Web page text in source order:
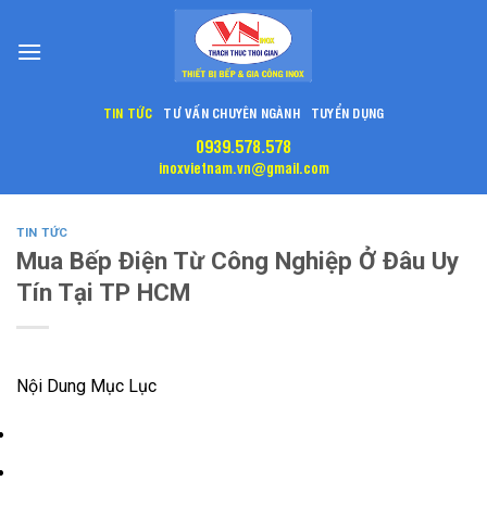
content
TIN TỨC TƯ VẤN CHUYÊN NGÀNH TUYỂN DỤNG
0939.578.578
inoxvietnam.vn@gmail.com
TIN TỨC
Mua Bếp Điện Từ Công Nghiệp Ở Đâu Uy
Tín Tại TP HCM
Nội Dung Mục Lục